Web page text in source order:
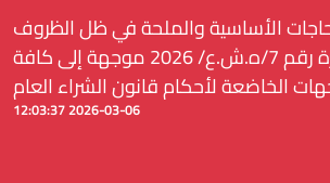
الأساسية والملحة في ظل الظروف
الإستثنائية: مذكرة رقم 7/ه.ش.ع/ 2026 موجهة إلى كافة
الخاضعة لأحكام قانون الشراء العام
2026-03-06 12:03:37